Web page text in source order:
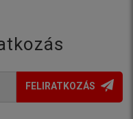
FELIRATKOZÁS